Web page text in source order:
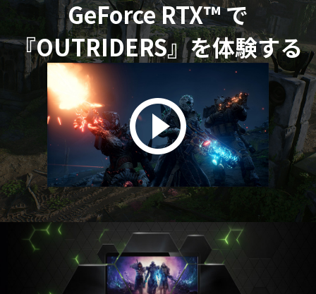
GeForce RTX™ で
『OUTRIDERS』を体験する